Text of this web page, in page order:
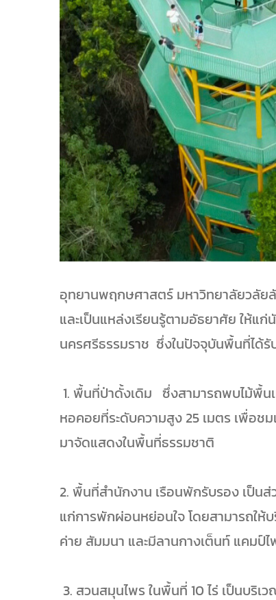
อุทยานพฤกษศาสตร์ มหาวิทยาลัยวลัย
และเป็นแหล่งเรียนรู้ตามอัธยาศัย ให้แ
นครศรีธรรมราช ซึ่งในปัจจุบันพื้นที่ได้
1. พื้นที่ป่าดั้งเดิม ซึ่งสามารถพบไม้พื้
หอคอยที่ระดับความสูง 25 เมตร เพื่อ
มาจัดแสดงในพื้นที่ธรรมชาติ
2. พื้นที่สำนักงาน เรือนพักรับรอง เป็น
แก่การพักผ่อนหย่อนใจ โดยสามารถให้
ค่าย สัมมนา และมีลานกางเต็นท์ แคมป์
3. สวนสมุนไพร ในพื้นที่ 10 ไร่ เป็นบริ